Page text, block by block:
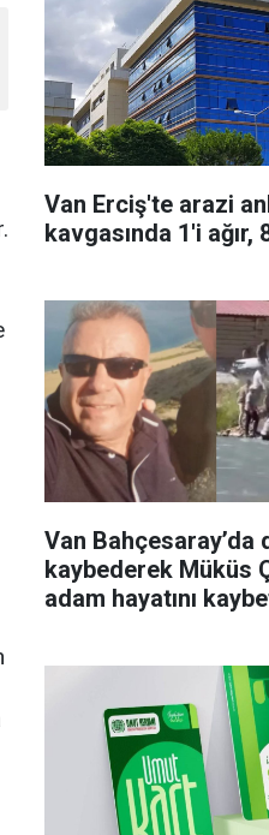
Van Erciş'te arazi
kavgasında 1'i ağır,
Van Bahçesaray’da
kaybederek Müküs
adam hayatını